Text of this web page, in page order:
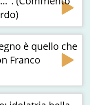
è quello che
Franco